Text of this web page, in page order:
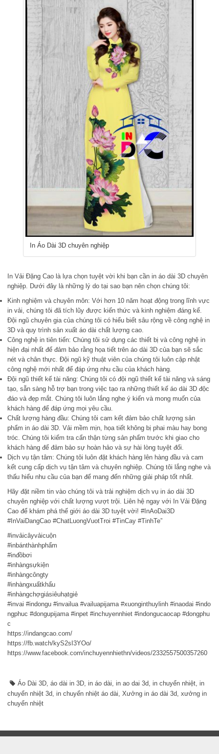
In Áo Dài 3D chuyên nghiệp
In Vải Đặng Cao là lựa chọn tuyệt vời khi bạn cần in áo dài 3D chuyên
nghiệp. Dưới đây là những lý do tại sao bạn nên chọn chúng tôi:
Kinh nghiệm và chuyên môn: Với hơn 10 năm hoạt động trong lĩnh vực
in vải, chúng tôi đã tích lũy được kiến thức và kinh nghiệm đáng kể.
Đội ngũ chuyên gia của chúng tôi có hiểu biết sâu rộng về công nghệ in
3D và quy trình sản xuất áo dài chất lượng cao.
Công nghệ in tiên tiến: Chúng tôi sử dụng các thiết bị và công nghệ in
hiện đại nhất để đảm bảo rằng họa tiết trên áo dài 3D của bạn sẽ sắc
nét và chân thực. Đội ngũ kỹ thuật viên của chúng tôi luôn cập nhật
công nghệ mới nhất để đáp ứng nhu cầu của khách hàng.
Đội ngũ thiết kế tài năng: Chúng tôi có đội ngũ thiết kế tài năng và sáng
tạo, sẵn sàng hỗ trợ bạn trong việc tạo ra những thiết kế áo dài 3D độc
đáo và đẹp mắt. Chúng tôi luôn lắng nghe ý kiến và mong muốn của
khách hàng để đáp ứng mọi yêu cầu.
Chất lượng hàng đầu: Chúng tôi cam kết đảm bảo chất lượng sản
phẩm in áo dài 3D. Vải mềm mịn, họa tiết không bị phai màu hay bong
tróc. Chúng tôi kiểm tra cẩn thận từng sản phẩm trước khi giao cho
khách hàng để đảm bảo sự hoàn hảo và sự hài lòng tuyệt đối.
Dịch vụ tận tâm: Chúng tôi luôn đặt khách hàng lên hàng đầu và cam
kết cung cấp dịch vụ tận tâm và chuyên nghiệp. Chúng tôi lắng nghe và
thấu hiểu nhu cầu của bạn để mang đến những giải pháp tốt nhất.
Hãy đặt niềm tin vào chúng tôi và trải nghiệm dịch vụ in áo dài 3D
chuyên nghiệp với chất lượng vượt trội. Liên hệ ngay với In Vải Đặng
Cao để khám phá thế giới áo dài 3D tuyệt vời! #InAoDai3D
#InVaiDangCao #ChatLuongVuotTroi #TinCay #TinhTe”
#invảicâyvảicuộn
#inbánthànhphẩm
#inđồbơi
#inhàngsựkiện
#inhàngcôngty
#inhàngxuấtkhẩu
#inhàngchợgiásiêuhạtgiẻ
#invai #indongu #invailua #vailuapijama #xuonginthuylinh #inaodai #indo
ngphuc #dongupijama #inpet #inchuyennhiet #indongucaocap #dongphu
c
https://indangcao.com/
https://fb.watch/kyS2sI3YOo/
https://www.facebook.com/inchuyennhiethn/videos/2332557500357260
Áo Dài 3D, áo dài in 3D, in áo dài, in ao dai 3d, in chuyển nhiệt, in
chuyển nhiệt 3d, in chuyển nhiệt áo dài, Xưởng in áo dài 3d, xưởng in
chuyển nhiệt